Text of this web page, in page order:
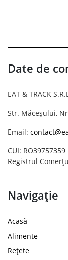
Date de
EAT & TRACK
Str. Măceșului,
Email:
CUI: RO39757359
Registrul
Navigație
Acasă
Alimente
Rețete